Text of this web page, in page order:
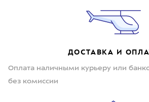
ДОСТАВКА И
Оплата наличными курьеру или
без комиссии